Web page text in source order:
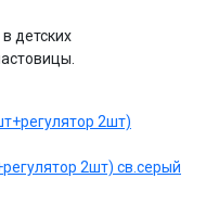
детских
2шт) св.серый